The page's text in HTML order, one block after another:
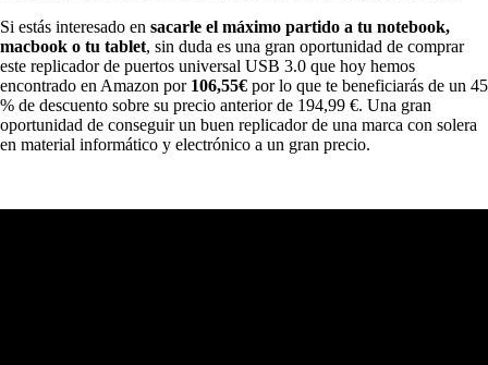
Si estás interesado en sacarle el máximo partido a tu notebook,
macbook o tu tablet, sin duda es una gran oportunidad de comprar
este replicador de puertos universal USB 3.0 que hoy hemos
encontrado en Amazon por 106,55€ por lo que te beneficiarás de un 45
% de descuento sobre su precio anterior de 194,99 €. Una gran
oportunidad de conseguir un buen replicador de una marca con solera
en material informático y electrónico a un gran precio.